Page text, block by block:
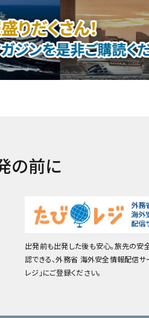
の前に
出発前も出発した後も安心。旅先の安
認できる、外務省 海外安全情報配信サ
レジ」にご登録ください。